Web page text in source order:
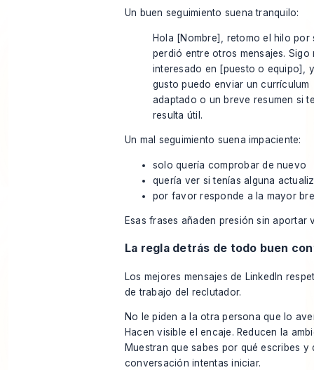
Un buen seguimiento suena tranquilo:
Hola [Nombre], retomo el hilo por
perdió entre otros mensajes. Sigo
interesado en [puesto o equipo],
gusto puedo enviar un currículum
adaptado o un breve resumen si
resulta útil.
Un mal seguimiento suena impaciente:
solo quería comprobar de nuevo
quería ver si tenías alguna
por favor responde a la mayor
Esas frases añaden presión sin aportar
La regla detrás de todo buen
Los mejores mensajes de LinkedIn
de trabajo del reclutador.
No le piden a la otra persona que lo
Hacen visible el encaje. Reducen la
Muestran que sabes por qué escribes y
conversación intentas iniciar.